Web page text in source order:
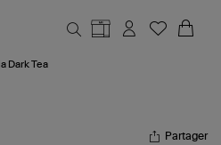
Dark Tea
Partager